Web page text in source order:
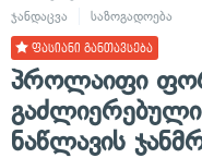
ჯანდაცვა
საზოგადოება
ფასიანი განთავსება
პროლაიფი
ნაწლავის